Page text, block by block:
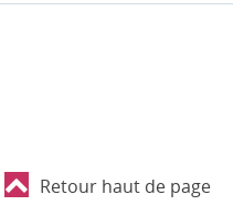
Retour haut de page